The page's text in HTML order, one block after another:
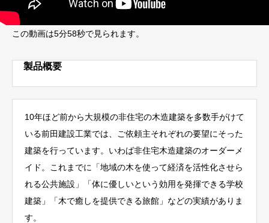
この動画は5分58秒で見られます。
製品概要
10年ほど前から大規模の非住宅の木造建築を多数手がけて
いる前田建設工業では、ご依頼主それぞれの要望にそった
建築を行っています。いわば非住宅木造建築のオーダーメ
イド。これまでに「地域の木を使って経済を活性化させら
れる公共施設」「体に優しいという効用を発揮できる学校
建築」「木で癒しを提供できる旅館」などの実績がありま
す。